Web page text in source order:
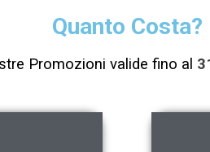
Quanto Costa?
Promozioni valide fino al